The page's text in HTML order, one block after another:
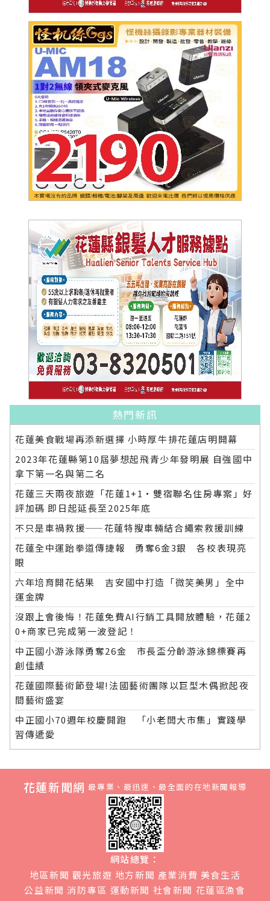
熱門新訊
花蓮美食戰場再添新選擇 小時厚牛排花蓮店明開幕
2023年花蓮縣第10屆夢想起飛青少年發明展 自強國中
拿下第一名與第二名
花蓮三天兩夜旅遊「花蓮1+1‧雙宿聯名住房專案」好
評加碼 即日起延長至2025年底
不只是車禍救援——花蓮特搜車輛結合繩索救援訓練
花蓮全中運跆拳道傳捷報 勇奪6金3銀 各校表現亮
眼
六年培育開花結果 吉安國中打造「微笑美男」全中
運金牌
沒跟上會後悔！花蓮免費AI行銷工具開放體驗，花蓮2
0+商家已完成第一波登記！
中正國小游泳隊勇奪26金 市長盃分齡游泳錦標賽再
創佳績
花蓮國際藝術節登場!法國藝術團隊以巨型木偶掀起夜
間藝術盛宴
中正國小70週年校慶開跑 「小老闆大市集」實踐學
習傳遞愛
花蓮新聞網 最專業、最迅速、最全面的在地新聞報導
網站總覽：
地區新聞 觀光旅遊 地方新聞 產業消費 美食生活
公益新聞 消防專區 運動新聞 社會新聞 花蓮區漁會